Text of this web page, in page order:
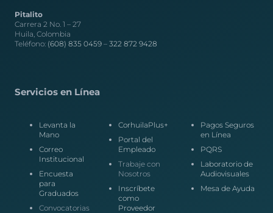
Pitalito
Carrera 2 No. 1 – 27
Huila, Colombia
Teléfono: (608) 835 0459 – 322 872 9428
Servicios en Línea
Levanta la
Mano
Correo
Institucional
Encuesta
para
Graduados
Convocatorias
CorhuilaPlus+
Portal del
Empleado
Trabaje con
Nosotros
Inscríbete
como
Proveedor
Pagos Seguros
en Línea
PQRS
Laboratorio de
Audiovisuales
Mesa de Ayuda